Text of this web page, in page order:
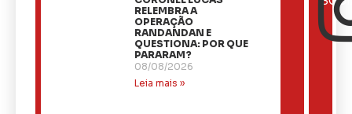
RELEMBRA A
OPERAÇÃO
RANDANDAN E
QUESTIONA: POR QUE
PARARAM?
08/08/2026
Leia mais »